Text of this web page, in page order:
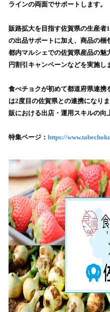
込
中
で
す
ラインの両面でサポートします。
販路拡大を目指す佐賀県の生産者
の出品サポートに加え、商品の梱
都内マルシェでの佐賀県産品の魅
円割引キャンペーンなどを実施し
食べチョクが初めて都道府県連携
は2度目の佐賀県との連携になり
販における出店・運用スキルの向
特集ページ： https://